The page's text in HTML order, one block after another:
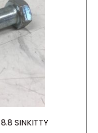
SINKITTY